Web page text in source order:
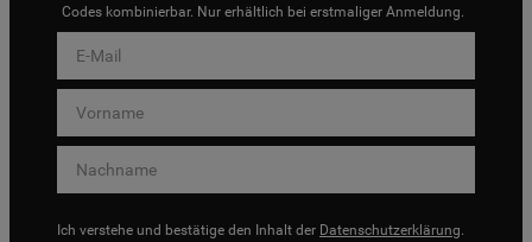
Codes kombinierbar. Nur erhältlich bei erstmaliger Anmeldung.
Ich verstehe und bestätige den Inhalt der Datenschutzerklärung.